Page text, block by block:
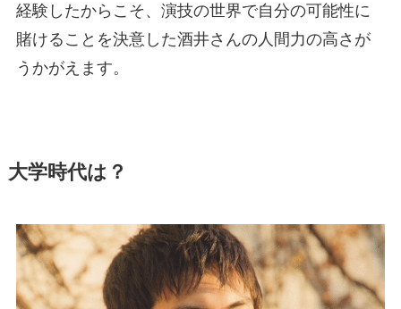
経験したからこそ、演技の世界で自分の可能性に
賭けることを決意した酒井さんの人間力の高さが
うかがえます。
大学時代は？